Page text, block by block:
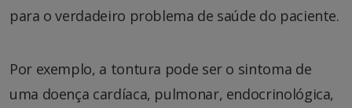
para o verdadeiro problema de saúde do paciente.
Por exemplo, a tontura pode ser o sintoma de
uma doença cardíaca, pulmonar, endocrinológica,